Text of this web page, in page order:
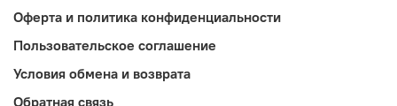
Оферта и политика конфиденциальности
Пользовательское соглашение
Условия обмена и возврата
Обратная связь